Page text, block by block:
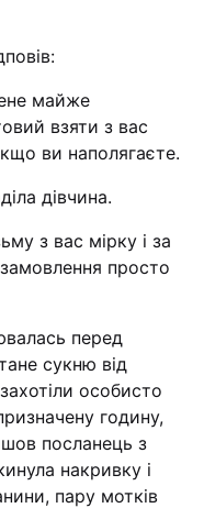
допомогти
Ми помолимося
З рук в руки
Підтримати сім’ю
Юричко
Законодавство
749 79 80
майже
взяти з вас
ви наполягаєте.
дівчина.
з вас мірку і за
просто
перед
сукню від
особисто
годину,
посланець з
накривку і
пару мотків